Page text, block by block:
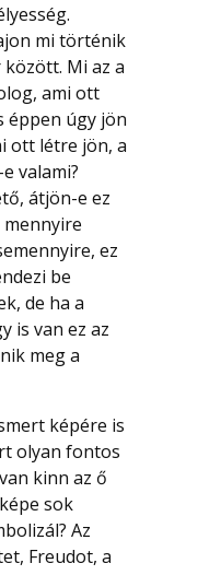
mi történik
Mi az a
ami ott
éppen úgy jön
ott létre jön, a
valami?
átjön-e ez
mennyire
ez
be
de ha a
is van ez az
meg a
képére is
olyan fontos
kinn az ő
sok
Az
Freudot, a